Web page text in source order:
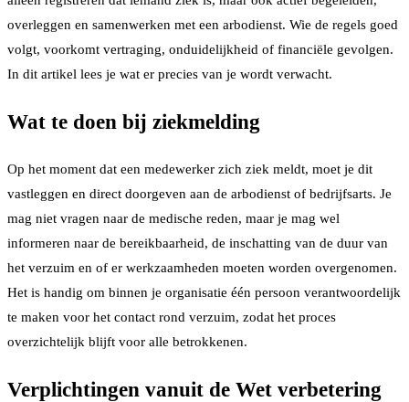
overleggen en samenwerken met een arbodienst. Wie de regels goed
volgt, voorkomt vertraging, onduidelijkheid of financiële gevolgen.
In dit artikel lees je wat er precies van je wordt verwacht.
Wat te doen bij ziekmelding
Op het moment dat een medewerker zich ziek meldt, moet je dit
vastleggen en direct doorgeven aan de arbodienst of bedrijfsarts. Je
mag niet vragen naar de medische reden, maar je mag wel
informeren naar de bereikbaarheid, de inschatting van de duur van
het verzuim en of er werkzaamheden moeten worden overgenomen.
Het is handig om binnen je organisatie één persoon verantwoordelijk
te maken voor het contact rond verzuim, zodat het proces
overzichtelijk blijft voor alle betrokkenen.
Verplichtingen vanuit de Wet verbetering